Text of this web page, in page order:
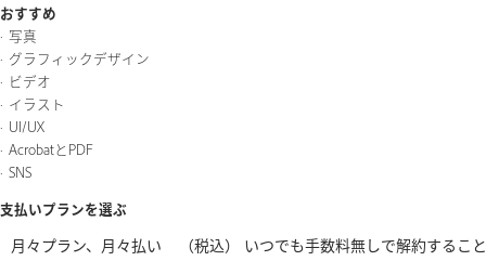
おすすめ
写真
グラフィックデザイン
ビデオ
イラスト
UI/UX
AcrobatとPDF
SNS
支払いプランを選ぶ